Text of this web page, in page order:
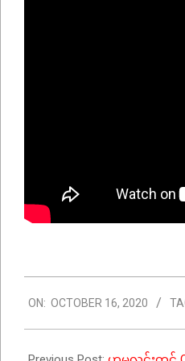
10-
16
ON: OCTOBER 16, 2020